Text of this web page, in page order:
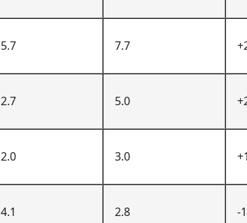
5.7 7.7
2.7 5.0
2.0 3.0 +1
4.1 2.8 -